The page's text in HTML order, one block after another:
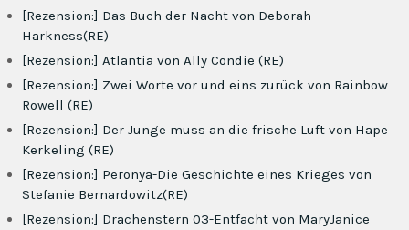
[Rezension:] Das Buch der Nacht von Deborah
Harkness(RE)
[Rezension:] Atlantia von Ally Condie (RE)
[Rezension:] Zwei Worte vor und eins zurück von Rainbow
Rowell (RE)
[Rezension:] Der Junge muss an die frische Luft von Hape
Kerkeling (RE)
[Rezension:] Peronya-Die Geschichte eines Krieges von
Stefanie Bernardowitz(RE)
[Rezension:] Drachenstern 03-Entfacht von MaryJanice